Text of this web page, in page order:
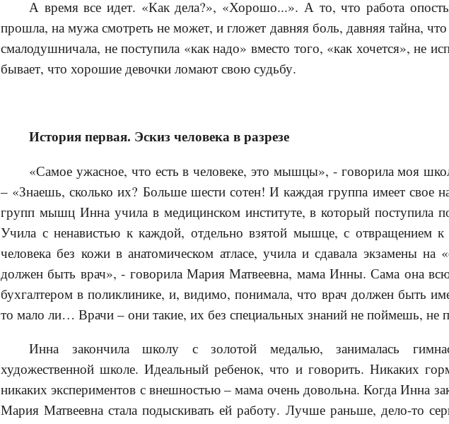
А время все идет. «Как дела?», «Хорошо...». А то, что работа
прошла, на мужа смотреть не может, и гложет давняя боль, давняя тайна,
смалодушничала, не поступила «как надо» вместо того, «как хочется», не
бывает, что хорошие девочки ломают свою судьбу.
История первая. Эскиз человека в разрезе
«Самое ужасное, что есть в человеке, это мышцы», - говорила моя
– «Знаешь, сколько их? Больше шести сотен! И каждая группа имеет свое
групп мышц Инна учила в медицинском институте, в который поступила
Учила с ненавистью к каждой, отдельно взятой мышце, с отвращением к
человека без кожи в анатомическом атласе, учила и сдавала экзамены на
должен быть врач», - говорила Мария Матвеевна, мама Инны. Сама она
бухгалтером в поликлинике, и, видимо, понимала, что врач должен быть
то мало ли… Врачи – они такие, их без специальных знаний не поймешь, не
Инна закончила школу с золотой медалью, занималась
художественной школе. Идеальный ребенок, что и говорить. Никаких
никаких экспериментов с внешностью – мама очень довольна. Когда Инна
Мария Матвеевна стала подыскивать ей работу. Лучше раньше, дело-то